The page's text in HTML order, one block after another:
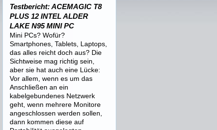
Testbericht: ACEMAGIC T8
PLUS 12 INTEL ALDER
LAKE N95 MINI PC
Mini PCs? Wofür?
Smartphones, Tablets, Laptops,
das alles reicht doch aus? Die
Sichtweise mag richtig sein,
aber sie hat auch eine Lücke:
Vor allem, wenn es um das
Anschließen an ein
kabelgebundenes Netzwerk
geht, wenn mehrere Monitore
angeschlossen werden sollen,
dann kommen diese auf